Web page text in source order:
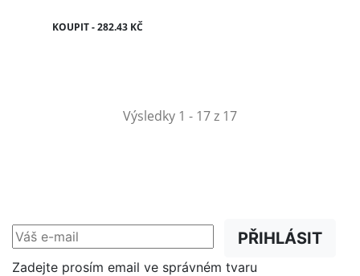
KOUPIT - 282.43 KČ
Výsledky 1 - 17 z 17
PŘIHLÁSIT
Zadejte prosím email ve správném tvaru